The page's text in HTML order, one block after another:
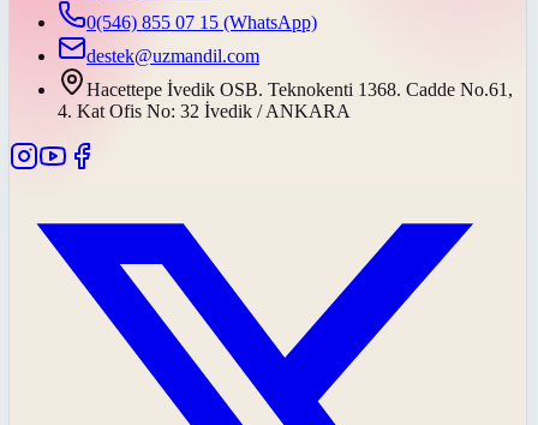
0(546) 855 07 15 (WhatsApp)
destek@uzmandil.com
Hacettepe İvedik OSB. Teknokenti 1368. Cadde No.61,
4. Kat Ofis No: 32 İvedik / ANKARA